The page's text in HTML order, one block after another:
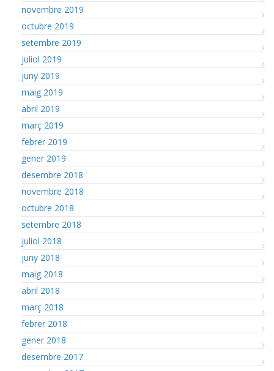
novembre 2019
octubre 2019
setembre 2019
juliol 2019
juny 2019
maig 2019
abril 2019
març 2019
febrer 2019
gener 2019
desembre 2018
novembre 2018
octubre 2018
setembre 2018
juliol 2018
juny 2018
maig 2018
abril 2018
març 2018
febrer 2018
gener 2018
desembre 2017